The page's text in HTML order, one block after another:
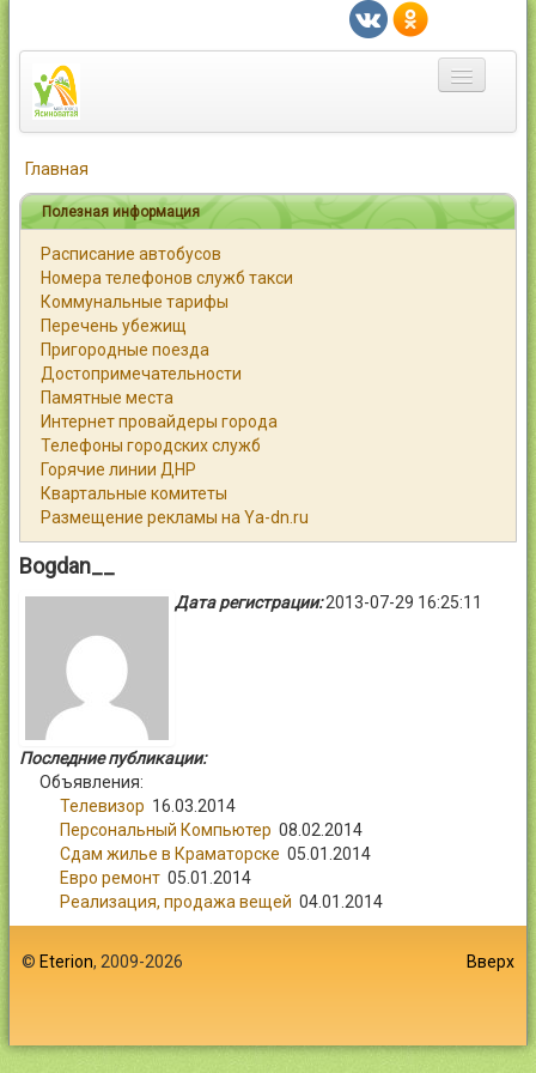
Город
Статьи
Каталог
Справочник
Работа
Объявления
Помощь
Контакты
Главная
Полезная информация
Расписание автобусов
Номера телефонов служб такси
Коммунальные тарифы
Перечень убежищ
Пригородные поезда
Достопримечательности
Памятные места
Интернет провайдеры города
Телефоны городских служб
Горячие линии ДНР
Квартальные комитеты
Размещение рекламы на Ya-dn.ru
Bogdan__
Дата регистрации:2013-07-29 16:25:11
Последние публикации:
Объявления:
Телевизор 16.03.2014
Персональный Компьютер 08.02.2014
Сдам жилье в Краматорске 05.01.2014
Евро ремонт 05.01.2014
Реализация, продажа вещей 04.01.2014
© Eterion, 2009-2026 Вверх